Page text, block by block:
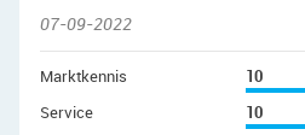
07-09-2022
Marktkennis
10
Service
10